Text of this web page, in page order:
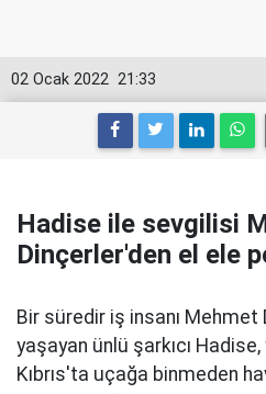
21:33
02 Ocak 2022
Hadise ile sevgilisi
Dinçerler'den el ele
Bir süredir iş insanı
yaşayan ünlü şarkıcı
Kıbrıs'ta uçağa binmeden